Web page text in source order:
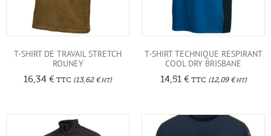
T-SHIRT DE TRAVAIL STRETCH
ROUNEY
16,34 € TTC (13,62 €HT)
T-SHIRT TECHNIQUE RESPIRANT
COOL DRY BRISBANE
14,51 € TTC(12,09 €HT)